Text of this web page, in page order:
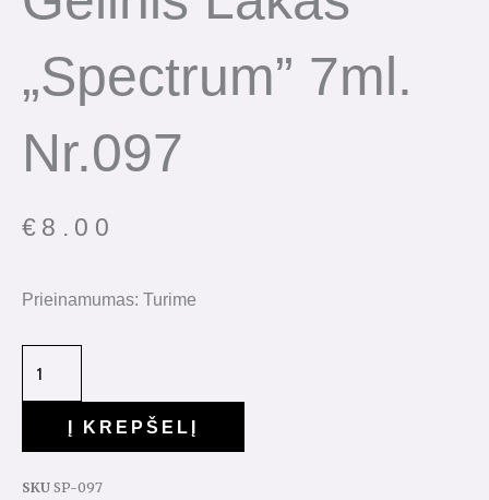
„Spectrum” 7ml.
Nr.097
€ 8.00
Prieinamumas: Turime
Į KREPŠELĮ
SKU SP-097